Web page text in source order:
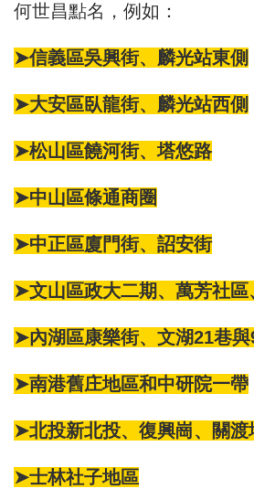
何世昌點名，例如：
➤信義區吳興街、 麟光站東側
➤大安區臥龍街、麟光站西側
➤松山區饒河街、塔悠路
➤中山區條通商圈
➤中正區廈門街、 詔安街
➤文山區政大二期 、 萬芳社區
➤內湖區康樂街、文湖21巷
➤南港舊庄地區和中研院一帶
➤北投新北投、 復興崗、 關渡
➤士林社子地區